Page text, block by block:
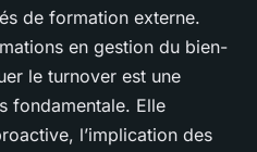
de formation externe.
en gestion du bien-
le turnover est une
fondamentale. Elle
l’implication des